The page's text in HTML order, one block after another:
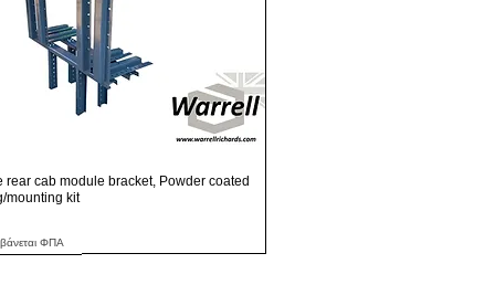
Γρήγορη προβολή
rear cab module bracket, Powder coated
mounting kit
ΦΠΑ